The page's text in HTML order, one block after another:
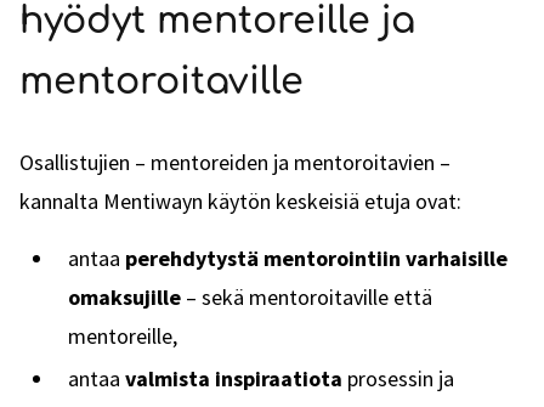
hyödyt mentoreille ja
mentoroitaville
Osallistujien – mentoreiden ja mentoroitavien –
kannalta Mentiwayn käytön keskeisiä etuja ovat:
antaa perehdytystä mentorointiin varhaisille
omaksujille – sekä mentoroitaville että
mentoreille,
antaa valmista inspiraatiota prosessin ja